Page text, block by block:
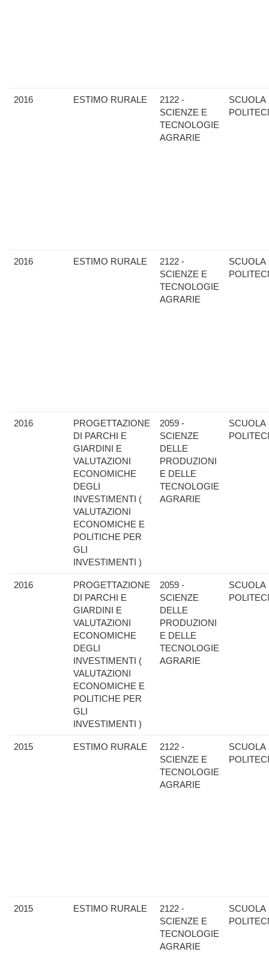
2016 ESTIMO RURALE
2122 -
SCIENZE E
TECNOLOGIE
AGRARIE
SCUOLA
2016 ESTIMO RURALE
2122 -
SCIENZE E
TECNOLOGIE
AGRARIE
SCUOLA
2016
PROGETTAZIONE
DI PARCHI E
GIARDINI E
VALUTAZIONI
ECONOMICHE
DEGLI
INVESTIMENTI (
VALUTAZIONI
ECONOMICHE E
POLITICHE PER
GLI
INVESTIMENTI )
2059 -
SCIENZE
DELLE
PRODUZIONI
E DELLE
TECNOLOGIE
AGRARIE
SCUOLA
2016
PROGETTAZIONE
DI PARCHI E
GIARDINI E
VALUTAZIONI
ECONOMICHE
DEGLI
INVESTIMENTI (
VALUTAZIONI
ECONOMICHE E
POLITICHE PER
GLI
INVESTIMENTI )
2059 -
SCIENZE
DELLE
PRODUZIONI
E DELLE
TECNOLOGIE
AGRARIE
SCUOLA
2015 ESTIMO RURALE
2122 -
SCIENZE E
TECNOLOGIE
AGRARIE
SCUOLA
2015 ESTIMO RURALE
2122 -
SCIENZE E
TECNOLOGIE
AGRARIE
SCUOLA